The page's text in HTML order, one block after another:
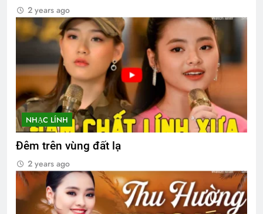
2 years ago
NHẠC LÍNH
Đêm trên vùng đất lạ
2 years ago